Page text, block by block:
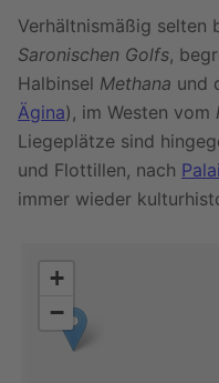
Verhältnismäßig selten
Saronischen Golfs,
Halbinsel Methana und
Ägina), im Westen vom
Liegeplätze sind
und Flottillen, nach
immer wieder
+
−